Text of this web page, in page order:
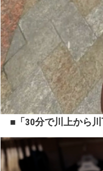
■「30分で川上から